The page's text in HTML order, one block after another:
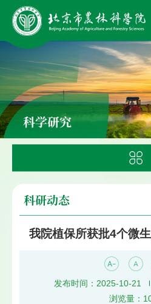
科学研究
科研动态
我院植保所获批4个微
发布时间：2025-10-21
浏览量：